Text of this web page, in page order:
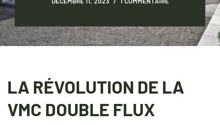
LA RÉVOLUTION DE LA
VMC DOUBLE FLUX